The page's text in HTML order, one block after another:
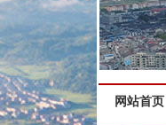
网站首页